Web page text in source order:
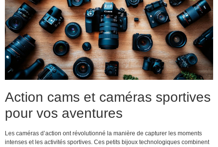
Action cams et caméras sportives
pour vos aventures
Les caméras d’action ont révolutionné la manière de capturer les moments
intenses et les activités sportives. Ces petits bijoux technologiques combinent